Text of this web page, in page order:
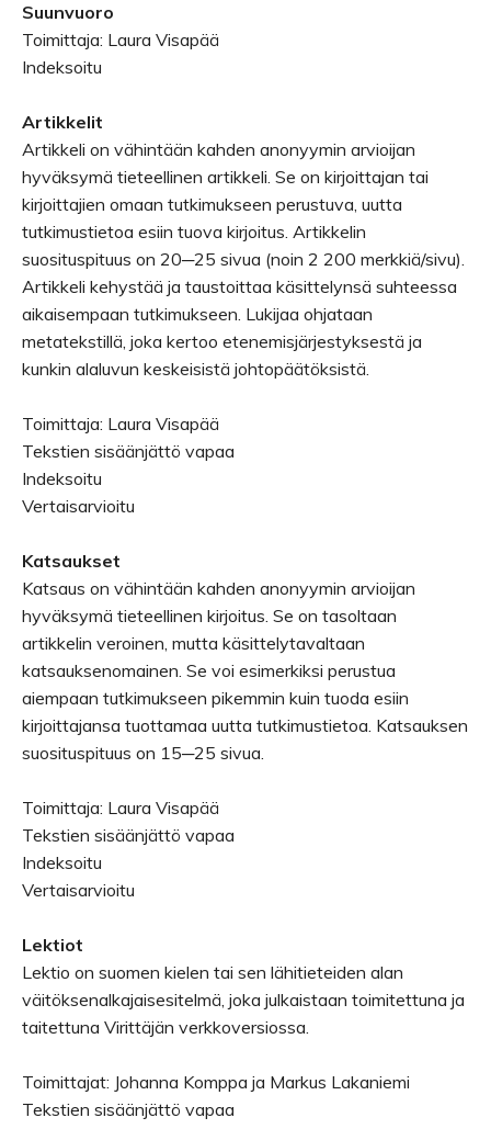
Suunvuoro
Toimittaja: Laura Visapää
Indeksoitu
Artikkelit
Artikkeli on vähintään kahden anonyymin arvioijan
hyväksymä tieteellinen artikkeli. Se on kirjoittajan tai
kirjoittajien omaan tutkimukseen perustuva, uutta
tutkimustietoa esiin tuova kirjoitus. Artikkelin
suosituspituus on 20─25 sivua (noin 2 200 merkkiä/sivu).
Artikkeli kehystää ja taustoittaa käsittelynsä suhteessa
aikaisempaan tutkimukseen. Lukijaa ohjataan
metatekstillä, joka kertoo etenemisjärjestyksestä ja
kunkin alaluvun keskeisistä johtopäätöksistä.
Toimittaja: Laura Visapää
Tekstien sisäänjättö vapaa
Indeksoitu
Vertaisarvioitu
Katsaukset
Katsaus on vähintään kahden anonyymin arvioijan
hyväksymä tieteellinen kirjoitus. Se on tasoltaan
artikkelin veroinen, mutta käsittelytavaltaan
katsauksenomainen. Se voi esimerkiksi perustua
aiempaan tutkimukseen pikemmin kuin tuoda esiin
kirjoittajansa tuottamaa uutta tutkimustietoa. Katsauksen
suosituspituus on 15─25 sivua.
Toimittaja: Laura Visapää
Tekstien sisäänjättö vapaa
Indeksoitu
Vertaisarvioitu
Lektiot
Lektio on suomen kielen tai sen lähitieteiden alan
väitöksenalkajaisesitelmä, joka julkaistaan toimitettuna ja
taitettuna Virittäjän verkkoversiossa.
Toimittajat: Johanna Komppa ja Markus Lakaniemi
Tekstien sisäänjättö vapaa